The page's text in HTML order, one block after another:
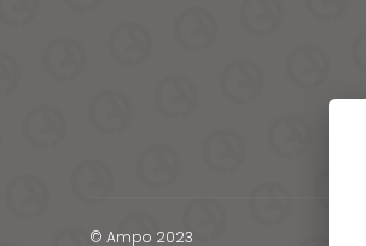
© Ampo 2023